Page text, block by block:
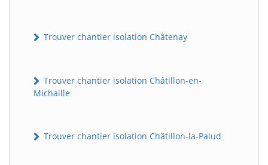
Trouver chantier isolation Châtenay
Trouver chantier isolation Châtillon-en-
Michaille
Trouver chantier isolation Châtillon-la-Palud